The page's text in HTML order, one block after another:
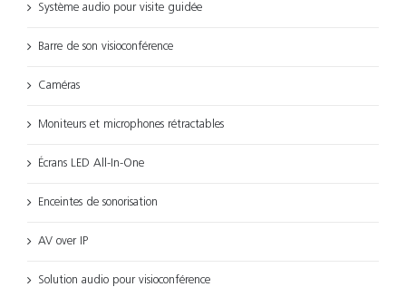
Système audio pour visite guidée
Barre de son visioconférence
Caméras
Moniteurs et microphones rétractables
Écrans LED All-In-One
Enceintes de sonorisation
AV over IP
Solution audio pour visioconférence